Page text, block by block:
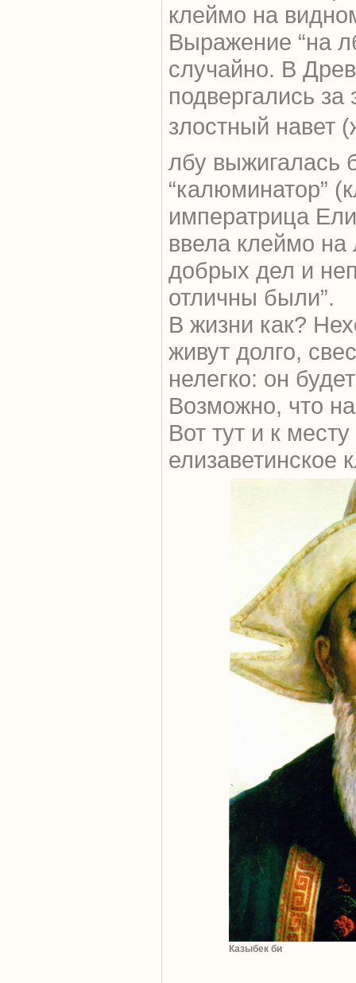
клеймо на
Выражение “на
случайно. В
подвергались
злостный навет
лбу выжигалась
“калюминатор”
императрица
ввела клеймо на
добрых дел и
отличны были”.
В жизни как?
живут долго,
нелегко: он
Возможно, что
Вот тут и к
елизаветинское
Казыбек би